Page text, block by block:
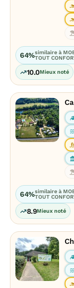
64%similaire à
TOUT
10.0Mieux noté
64%similaire à
TOUT
8.9Mieux noté